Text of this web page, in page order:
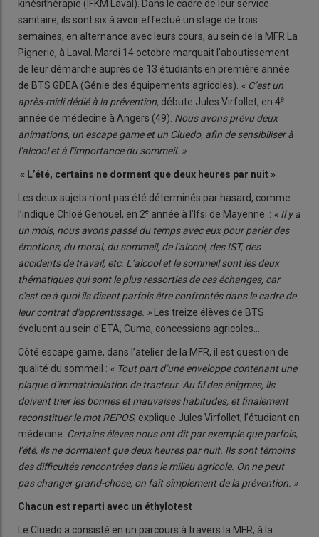
kinésithérapie (IFKM Laval). Dans le cadre de leur service
sanitaire, ils sont six à avoir effectué un stage de trois
semaines, en alternance avec leurs cours, au sein de la MFR La
Pignerie, à Laval. Mardi 14 octobre marquait l’aboutissement
de leur démarche auprès de 13 étudiants en première année
de BTS GDEA (Génie des équipements agricoles). « C’est un
après-midi dédié à la prévention, débute Jules Virfollet, en 4e
année de médecine à Angers (49). Nous avons prévu deux
animations, un escape game et un Cluedo, afin de sensibiliser à
l’alcool et à l’importance du sommeil. »
« L’été, certains ne dorment que deux heures par nuit »
Les deux sujets n'ont pas été déterminés par hasard, comme
l’indique Chloé Genouel, en 2e année à l’Ifsi de Mayenne : « Il y a
un mois, nous avons passé du temps avec eux pour parler des
émotions, du moral, du sommeil, de l’alcool, des IST, des
accidents de travail, etc. L’alcool et le sommeil sont les deux
thématiques qui sont le plus ressorties de ces échanges, car
c'est ce à quoi ils disent parfois être confrontés dans le cadre de
leur contrat d'apprentissage. » Les treize élèves de BTS
évoluent au sein d’ETA, Cuma, concessions agricoles…
Côté escape game, dans l’atelier de la MFR, il est question de
qualité du sommeil : « Tout part d’une enveloppe contenant une
plaque d’immatriculation de tracteur. Au fil des énigmes, ils
doivent trier les bonnes et mauvaises habitudes, et finalement
reconstituer le mot REPOS, explique Jules Virfollet, l’étudiant en
médecine. Certains élèves nous ont dit par exemple que parfois,
l’été, ils ne dormaient que deux heures par nuit. Ils sont témoins
des difficultés rencontrées dans le milieu agricole. On ne peut
pas changer grand-chose, on fait simplement de la prévention. »
Chacun est reparti avec un éthylotest
Le Cluedo a consisté en un parcours à travers la MFR, à la